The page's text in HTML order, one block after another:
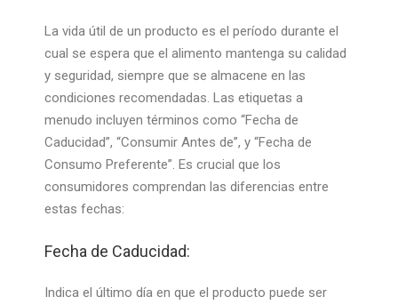
La vida útil de un producto es el período durante el
cual se espera que el alimento mantenga su calidad
y seguridad, siempre que se almacene en las
condiciones recomendadas. Las etiquetas a
menudo incluyen términos como “Fecha de
Caducidad”, “Consumir Antes de”, y “Fecha de
Consumo Preferente”. Es crucial que los
consumidores comprendan las diferencias entre
estas fechas:
Fecha de Caducidad:
Indica el último día en que el producto puede ser